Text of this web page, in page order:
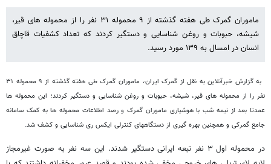
ماموران گمرک طی هفته گذشته از ۹ محموله ۳۱ نفر را از محموله های قیر،
شیشه، حبوبات و روغن شناسایی و دستگیر کردند که تعداد کشفیات قاچاق
انسان در امسال به ۱۳۹ مورد رسید.
به گزارش خبرآنلاین به نقل از گمرک ایران، ماموران گمرک طی هفته گذشته از ۹ محموله ۳۱
نفر را از محموله های قیر، شیشه، حبوبات و روغن شناسایی و دستگیر کردند؛ این محموله ها
عمدتا بعد از نیمه شب با هوشیاری ماموران گمرک و رصد اطلاعات محموله ها به کمک سامانه
جامع گمرکی و همچنین بهره گیری از دستگاههای کنترلی ایکس ری شناسایی و کشف شد.
در محموله اول ۳ نفر تبعه ایرانی دستگیر شدند. این سه نفر به صورت غیرمجاز